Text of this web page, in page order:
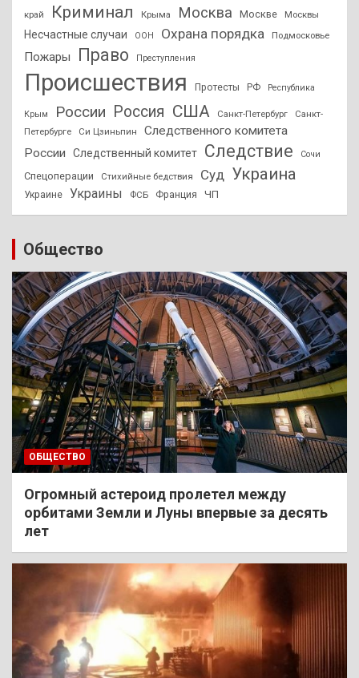
край Криминал Крыма Москва Москве Москвы
Несчастные случаи ООН Охрана порядка Подмосковье
Пожары Право Преступления
Происшествия Протесты РФ Республика
Крым России Россия США Санкт-Петербург
Санкт-
Петербурге
Си Цзиньпин
Следственного комитета
России
Следственный комитет Следствие Сочи
Спецоперации Стихийные бедствия Суд Украина
Украине Украины ФСБ Франция ЧП
Общество
ОБЩЕСТВО
Огромный астероид пролетел между
орбитами Земли и Луны впервые за десять
лет